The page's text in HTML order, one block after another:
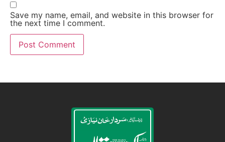
Save my name, email, and website in this browser for
the next time I comment.